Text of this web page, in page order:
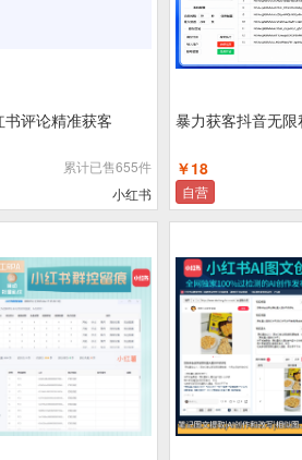
评论精准获客
累计已售655件
小红书
暴力获客抖音无
￥18
自营